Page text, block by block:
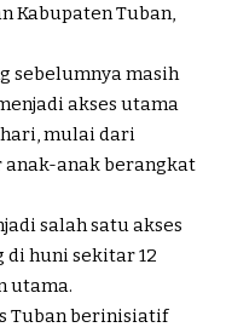
Kabupaten Tuban,
sebelumnya masih
akses utama
mulai dari
anak-anak berangkat
salah satu akses
di huni sekitar 12
utama.
Tuban berinisiatif